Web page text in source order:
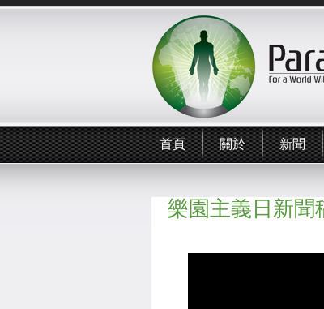
首頁 關於 新聞
樂園主義日新聞